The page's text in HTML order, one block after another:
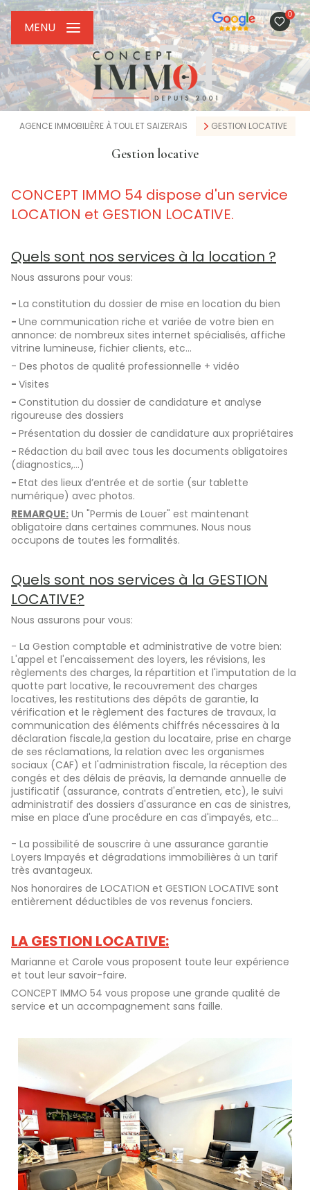
0
MENU
AGENCE IMMOBILIÈRE À TOUL ET SAIZERAIS GESTION LOCATIVE
Gestion locative
CONCEPT IMMO 54 dispose d'un service
LOCATION et GESTION LOCATIVE.
Quels sont nos services à la location ?
Nous assurons pour vous:
- La constitution du dossier de mise en location du bien
- Une communication riche et variée de votre bien en
annonce: de nombreux sites internet spécialisés, affiche
vitrine lumineuse, fichier clients, etc...
- Des photos de qualité professionnelle + vidéo
- Visites
- Constitution du dossier de candidature et analyse
rigoureuse des dossiers
- Présentation du dossier de candidature aux propriétaires
- Rédaction du bail avec tous les documents obligatoires
(diagnostics,…)
- Etat des lieux d’entrée et de sortie (sur tablette
numérique) avec photos.
REMARQUE: Un "Permis de Louer" est maintenant
obligatoire dans certaines communes. Nous nous
occupons de toutes les formalités.
Quels sont nos services à la GESTION
LOCATIVE?
Nous assurons pour vous:
- La Gestion comptable et administrative de votre bien:
L'appel et l'encaissement des loyers, les révisions, les
règlements des charges, la répartition et l'imputation de la
quotte part locative, le recouvrement des charges
locatives, les restitutions des dépôts de garantie, la
vérification et le règlement des factures de travaux, la
communication des éléments chiffrés nécessaires à la
déclaration fiscale,la gestion du locataire, prise en charge
de ses réclamations, la relation avec les organismes
sociaux (CAF) et l'administration fiscale, la réception des
congés et des délais de préavis, la demande annuelle de
justificatif (assurance, contrats d'entretien, etc), le suivi
administratif des dossiers d'assurance en cas de sinistres,
mise en place d'une procédure en cas d'impayés, etc...
- La possibilité de souscrire à une assurance garantie
Loyers Impayés et dégradations immobilières à un tarif
très avantageux.
Nos honoraires de LOCATION et GESTION LOCATIVE sont
entièrement déductibles de vos revenus fonciers.
LA GESTION LOCATIVE:
Marianne et Carole vous proposent toute leur expérience
et tout leur savoir-faire.
CONCEPT IMMO 54 vous propose une grande qualité de
service et un accompagnement sans faille.